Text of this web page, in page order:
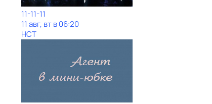
11-11-11
11 авг, вт в 06:20
НСТ